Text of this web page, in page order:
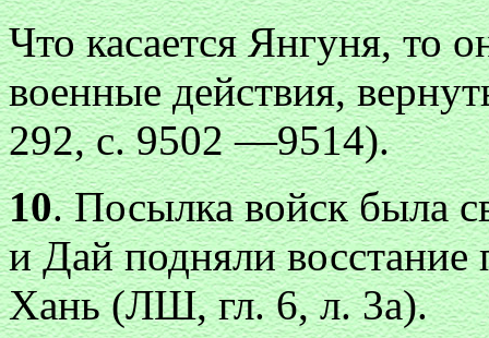
Что касается Янгуня, то
военные действия,
292, с. 9502 —9514).
10. Посылка войск была
и Дай подняли восстание
Хань (ЛШ, гл. 6, л. 3а).